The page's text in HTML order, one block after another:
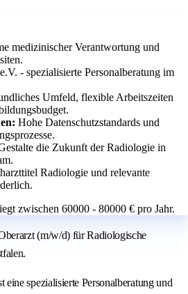
medizinischer Verantwortung und
- spezialisierte Personalberatung im
Umfeld, flexible Arbeitszeiten
Hohe Datenschutzstandards und
die Zukunft der Radiologie in
Radiologie und relevante
zwischen 60000 - 80000 € pro Jahr.
(m/w/d) für Radiologische
spezialisierte Personalberatung und